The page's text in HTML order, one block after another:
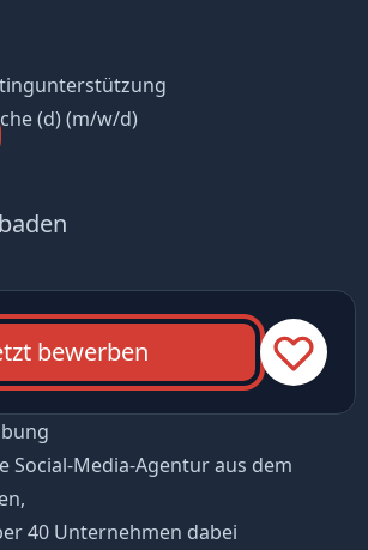
(d) (m/w/d)
bewerben
Social-Media-Agentur aus dem
40 Unternehmen dabei